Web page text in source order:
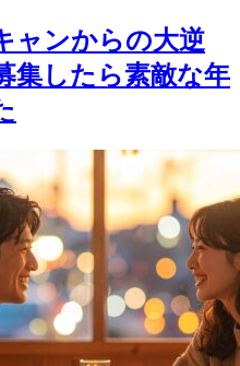
ャンからの大逆
集したら素敵な年